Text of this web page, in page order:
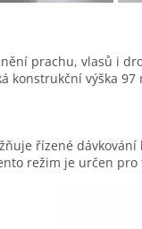
prachu, vlasů i
konstrukční výška
řízené
režim je určen